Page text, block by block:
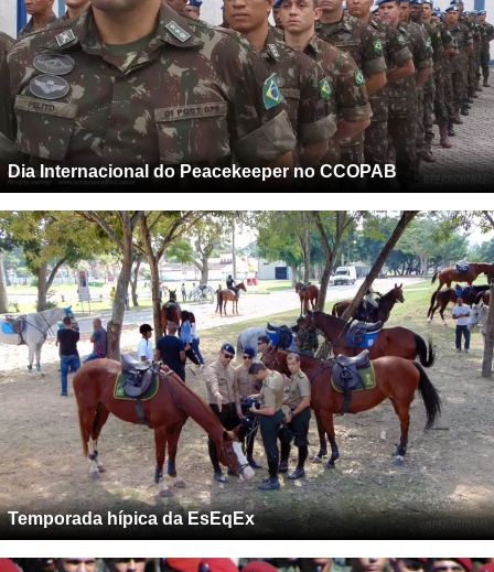
Dia Internacional do Peacekeeper no CCOPAB
Temporada hípica da EsEqEx